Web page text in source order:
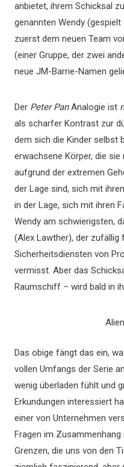
anbietet, ihrem Schicksal
genannten Wendy
zuerst dem neuen Team
(einer Gruppe, der zwei
neue JM-Barrie-Namen
Der Peter PanAnalogie ist
als scharfer Kontrast zur
dem sich die Kinder selbst
erwachsene Körper, die
aufgrund der extremen
der Lage sind, sich mit
in der Lage, sich mit ihren
Wendy am schwierigsten,
(Alex Lawther), der zufällig
Sicherheitsdiensten von
vermisst. Aber das
Raumschiff – wird bald in
Das obige fängt das ein,
vollen Umfangs der Serie
wenig überladen fühlt und
Erkundungen interessiert
einer von Unternehmen
Fragen im
Grenzen, die uns von den